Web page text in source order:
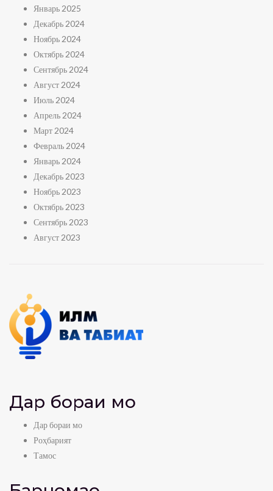
Январь 2025
Декабрь 2024
Ноябрь 2024
Октябрь 2024
Сентябрь 2024
Август 2024
Июль 2024
Апрель 2024
Март 2024
Февраль 2024
Январь 2024
Декабрь 2023
Ноябрь 2023
Октябрь 2023
Сентябрь 2023
Август 2023
Дар бораи мо
Дар бораи мо
Роҳбарият
Тамос